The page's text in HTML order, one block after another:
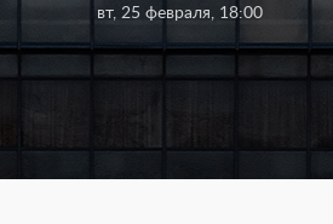
вт, 25 февраля, 18:00